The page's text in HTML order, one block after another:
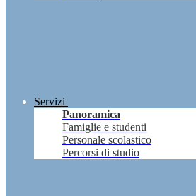
Servizi
Panoramica
Famiglie e studenti
Personale scolastico
Percorsi di studio